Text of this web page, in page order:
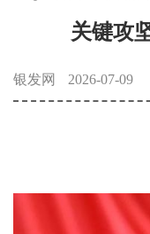
关键攻
银发网 2026-07-09